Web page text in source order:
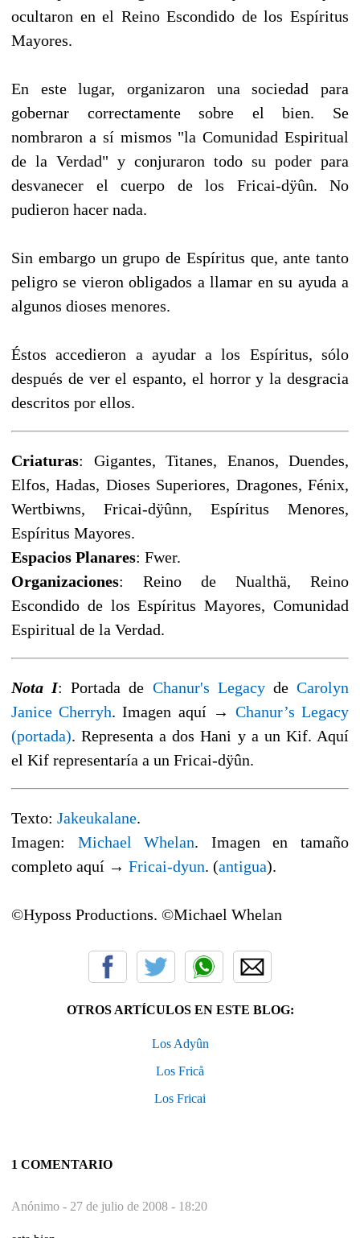
ocultaron en el Reino Escondido de los Espíritus
Mayores.
En este lugar, organizaron una sociedad para
gobernar correctamente sobre el bien. Se
nombraron a sí mismos "la Comunidad Espiritual
de la Verdad" y conjuraron todo su poder para
desvanecer el cuerpo de los Fricai-dÿûn. No
pudieron hacer nada.
Sin embargo un grupo de Espíritus que, ante tanto
peligro se vieron obligados a llamar en su ayuda a
algunos dioses menores.
Éstos accedieron a ayudar a los Espíritus, sólo
después de ver el espanto, el horror y la desgracia
descritos por ellos.
Criaturas: Gigantes, Titanes, Enanos, Duendes,
Elfos, Hadas, Dioses Superiores, Dragones, Fénix,
Wertbiwns, Fricai-dÿûnn, Espíritus Menores,
Espíritus Mayores.
Espacios Planares: Fwer.
Organizaciones: Reino de Nualthä, Reino
Escondido de los Espíritus Mayores, Comunidad
Espiritual de la Verdad.
Nota I: Portada de Chanur's LegacydeCarolyn
Janice Cherryh. Imagen aquí → Chanur’s Legacy
(portada). Representa a dos Hani y a un Kif. Aquí
el Kif representaría a un Fricai-dÿûn.
Texto: Jakeukalane.
Imagen: Michael Whelan. Imagen en tamaño
completo aquí → Fricai-dyun. (antigua).
©Hyposs Productions. ©Michael Whelan
OTROS ARTÍCULOS EN ESTE BLOG:
Los Adyûn
Los Fricå
Los Fricai
1 COMENTARIO
Anónimo - 27 de julio de 2008 - 18:20